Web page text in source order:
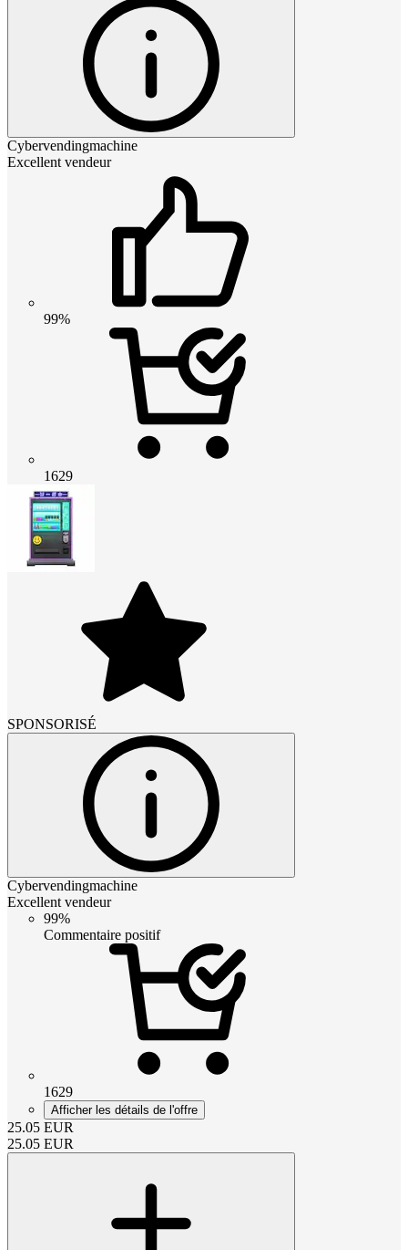
Cybervendingmachine
Excellent vendeur
99%
1629
SPONSORISÉ
Cybervendingmachine
Excellent vendeur
99%
Commentaire positif
1629
Afficher les détails de l'offre
25.05 EUR
25.05 EUR